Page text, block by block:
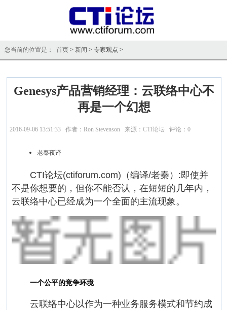
您当前的位置是： 首页 > 新闻 > 专家观点 >
Genesys产品营销经理：云联络中心不
再是一个幻想
2016-09-06 13:51:33 作者：Ron Stevenson 来源：CTI论坛 评论：0
老秦夜译
CTI论坛(ctiforum.com)（编译/老秦）:即使并
不是你想要的，但你不能否认，在短短的几年内，
云联络中心已经成为一个全面的主流现象。
一个公平的竞争环境
云联络中心以作为一种业务服务模式和节约成